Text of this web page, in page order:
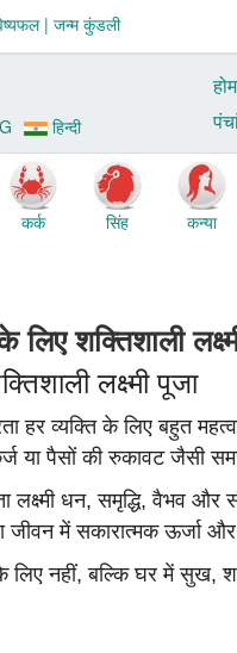
| जन्‍म कुंडली
हिन्दी
होम
कर्क सिंह कन्या
लिए शक्तिशाली
लक्ष्मी पूजा
हर व्यक्ति के लिए बहुत
या पैसों की रुकावट जैसी
लक्ष्मी धन, समृद्धि, वैभव और
जीवन में सकारात्मक ऊर्जा
लिए नहीं, बल्कि घर में सुख,